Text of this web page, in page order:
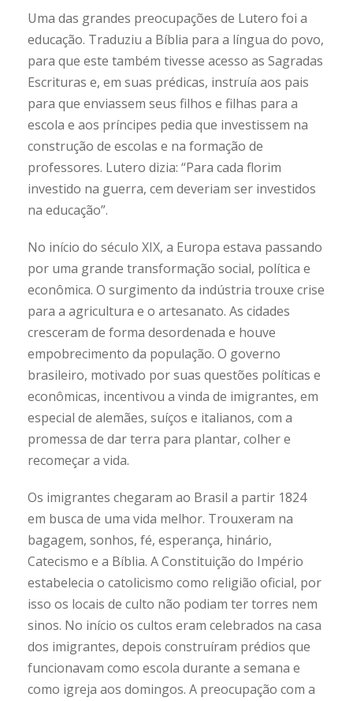
Uma das grandes preocupações de Lutero foi a
educação. Traduziu a Bíblia para a língua do povo,
para que este também tivesse acesso as Sagradas
Escrituras e, em suas prédicas, instruía aos pais
para que enviassem seus filhos e filhas para a
escola e aos príncipes pedia que investissem na
construção de escolas e na formação de
professores. Lutero dizia: “Para cada florim
investido na guerra, cem deveriam ser investidos
na educação”.
No início do século XIX, a Europa estava passando
por uma grande transformação social, política e
econômica. O surgimento da indústria trouxe crise
para a agricultura e o artesanato. As cidades
cresceram de forma desordenada e houve
empobrecimento da população. O governo
brasileiro, motivado por suas questões políticas e
econômicas, incentivou a vinda de imigrantes, em
especial de alemães, suíços e italianos, com a
promessa de dar terra para plantar, colher e
recomeçar a vida.
Os imigrantes chegaram ao Brasil a partir 1824
em busca de uma vida melhor. Trouxeram na
bagagem, sonhos, fé, esperança, hinário,
Catecismo e a Bíblia. A Constituição do Império
estabelecia o catolicismo como religião oficial, por
isso os locais de culto não podiam ter torres nem
sinos. No início os cultos eram celebrados na casa
dos imigrantes, depois construíram prédios que
funcionavam como escola durante a semana e
como igreja aos domingos. A preocupação com a